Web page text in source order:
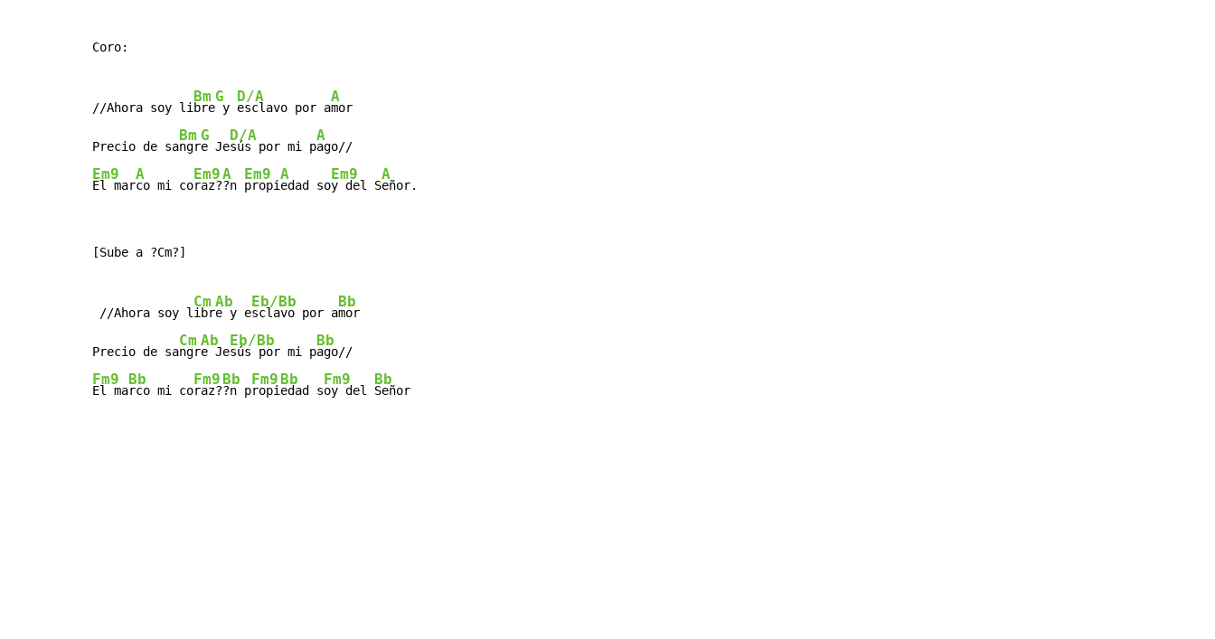
Coro:
//Ahora soy li
Bm
bre
G
y
D/A
esclavo por a
A
mor
Precio de sa
Bm
ngr
G
e Je
D/A
sús por mi p
A
Em9
El mar
A
co mi co
Em9
raz?
A
?n
Em9
propi
A
edad so
Em9
y del S
A
eñor.
[Sube a ?Cm?]
//Ahora soy l
Cm
ibr
Ab
e y e
Eb/Bb
sclavo por a
Bb
mor
Precio de sa
Cm
ngr
Ab
e Je
Eb/Bb
sús por mi p
Bb
Fm9
El ma
Bb
rco mi co
Fm9
raz?
Bb
?n p
Fm9
ropi
Bb
edad s
Fm9
oy del
Bb
Señor